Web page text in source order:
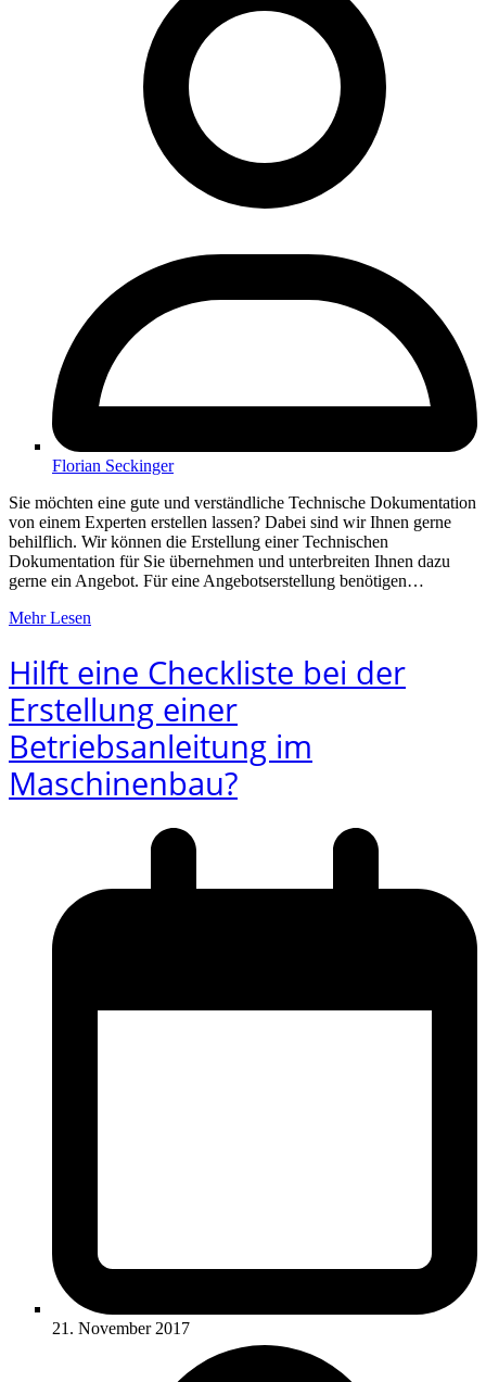
Florian Seckinger
Sie möchten eine gute und verständliche Technische Dokumentation
von einem Experten erstellen lassen? Dabei sind wir Ihnen gerne
behilflich. Wir können die Erstellung einer Technischen
Dokumentation für Sie übernehmen und unterbreiten Ihnen dazu
gerne ein Angebot. Für eine Angebotserstellung benötigen…
Mehr Lesen
Hilft eine Checkliste bei der
Erstellung einer
Betriebsanleitung im
Maschinenbau?
21. November 2017